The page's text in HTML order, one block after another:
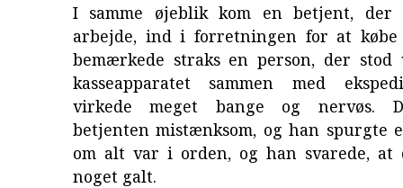
I samme øjeblik kom en betjent,
arbejde, ind i forretningen for at
bemærkede straks en person, der stod
kasseapparatet sammen med
virkede meget bange og nervøs.
betjenten mistænksom, og han spurgte
om alt var i orden, og han svarede, at
noget galt.